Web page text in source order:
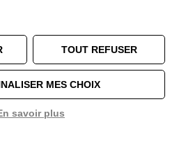
TOUT REFUSER
MES CHOIX
savoir plus